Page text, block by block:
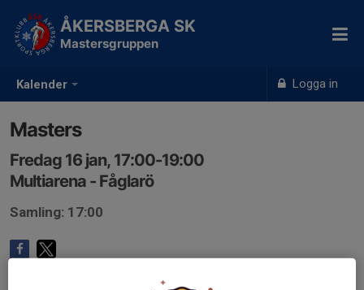
Kalender Logga in
ÅKERSBERGA SK
Mastersgruppen
Masters
Fredag 16 jan, 17:00-19:00
Multiarena - Fåglarö
Samling: 17:00